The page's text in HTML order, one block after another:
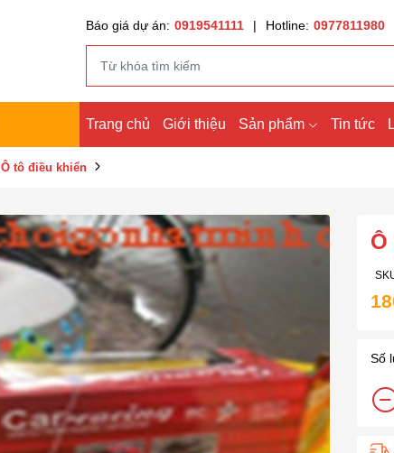
Báo giá dự án: 0919541111 | Hotline: 0977811980
Trang chủ Giới thiệu Sản phẩm Tin tức
Ô tô điều khiển
Số